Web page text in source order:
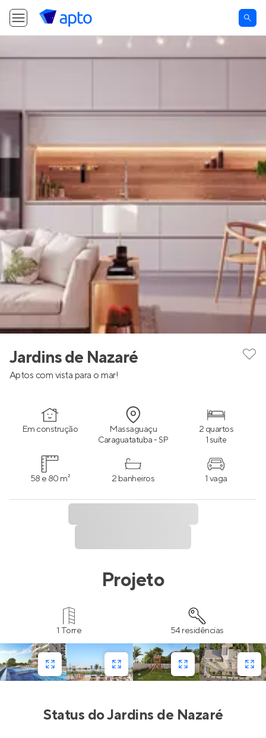
Jardins de Nazaré
Aptos com vista para o mar!
Em construção Massaguaçu
Caraguatatuba - SP
2 quartos
1 suíte
58 e 80 m² 2 banheiros 1 vaga
Projeto
1 Torre 54 residências
Status doJardins de Nazaré